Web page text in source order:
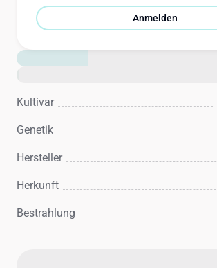
Anmelden
Kultivar
Genetik
Hersteller
Herkunft
Bestrahlung